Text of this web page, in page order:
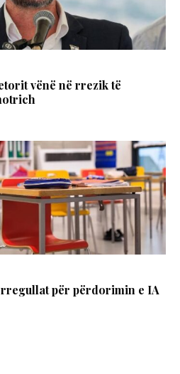
vënë në rrezik të
për përdorimin e IA